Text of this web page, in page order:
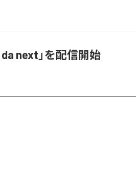
next」を配信開始